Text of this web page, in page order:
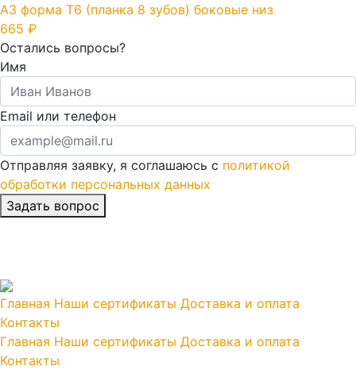
A3 форма T6 (планка 8 зубов) боковые низ
665 ₽
Остались вопросы?
Имя
Email или телефон
Отправляя заявку, я соглашаюсь с политикой
обработки персональных данных
Главная Наши сертификаты Доставка и оплата
Контакты
Главная Наши сертификаты Доставка и оплата
Контакты